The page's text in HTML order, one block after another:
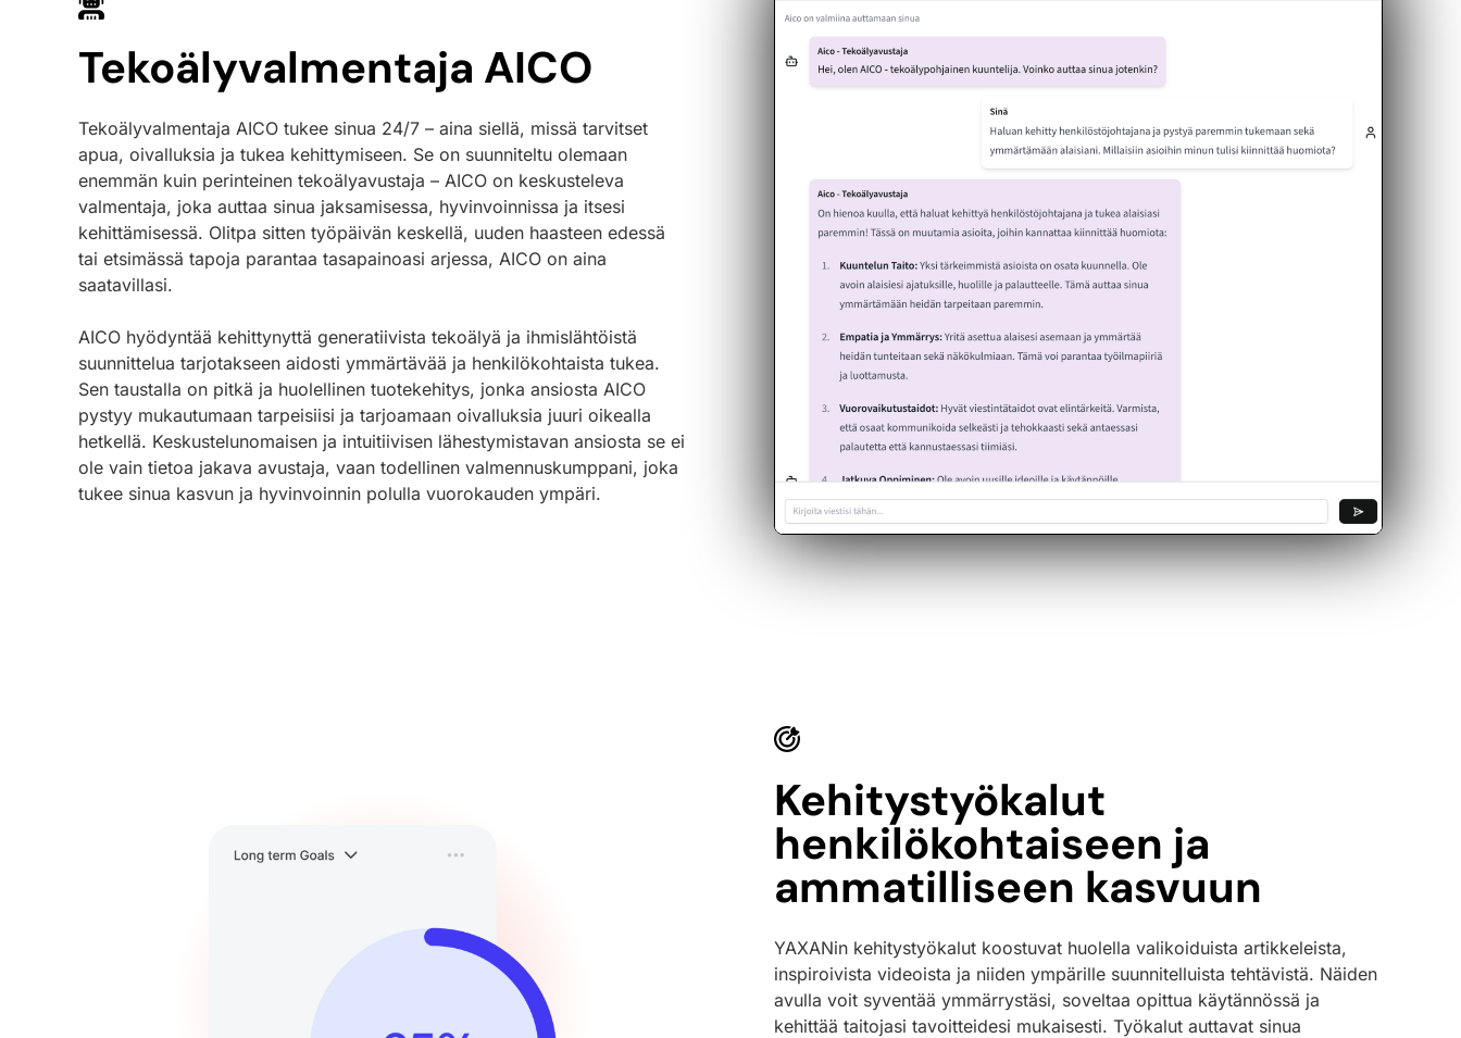
Tekoälyvalmentaja AICO
Tekoälyvalmentaja AICO tukee sinua 24/7 – aina siellä, missä tarvitset
apua, oivalluksia ja tukea kehittymiseen. Se on suunniteltu olemaan
enemmän kuin perinteinen tekoälyavustaja – AICO on keskusteleva
valmentaja, joka auttaa sinua jaksamisessa, hyvinvoinnissa ja itsesi
kehittämisessä. Olitpa sitten työpäivän keskellä, uuden haasteen edessä
tai etsimässä tapoja parantaa tasapainoasi arjessa, AICO on aina
saatavillasi.
AICO hyödyntää kehittynyttä generatiivista tekoälyä ja ihmislähtöistä
suunnittelua tarjotakseen aidosti ymmärtävää ja henkilökohtaista tukea.
Sen taustalla on pitkä ja huolellinen tuotekehitys, jonka ansiosta AICO
pystyy mukautumaan tarpeisiisi ja tarjoamaan oivalluksia juuri oikealla
hetkellä. Keskustelunomaisen ja intuitiivisen lähestymistavan ansiosta se ei
ole vain tietoa jakava avustaja, vaan todellinen valmennuskumppani, joka
tukee sinua kasvun ja hyvinvoinnin polulla vuorokauden ympäri.
Kehitystyökalut
henkilökohtaiseen ja
ammatilliseen kasvuun
YAXANin kehitystyökalut koostuvat huolella valikoiduista artikkeleista,
inspiroivista videoista ja niiden ympärille suunnitelluista tehtävistä. Näiden
avulla voit syventää ymmärrystäsi, soveltaa opittua käytännössä ja
kehittää taitojasi tavoitteidesi mukaisesti. Työkalut auttavat sinua